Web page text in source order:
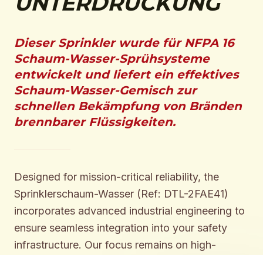
Dieser Sprinkler wurde für NFPA 16
Schaum-Wasser-Sprühsysteme
entwickelt und liefert ein effektives
Schaum-Wasser-Gemisch zur
schnellen Bekämpfung von Bränden
brennbarer Flüssigkeiten.
Designed for mission-critical reliability, the
Sprinklerschaum-Wasser (Ref: DTL-2FAE41)
incorporates advanced industrial engineering to
ensure seamless integration into your safety
infrastructure. Our focus remains on high-